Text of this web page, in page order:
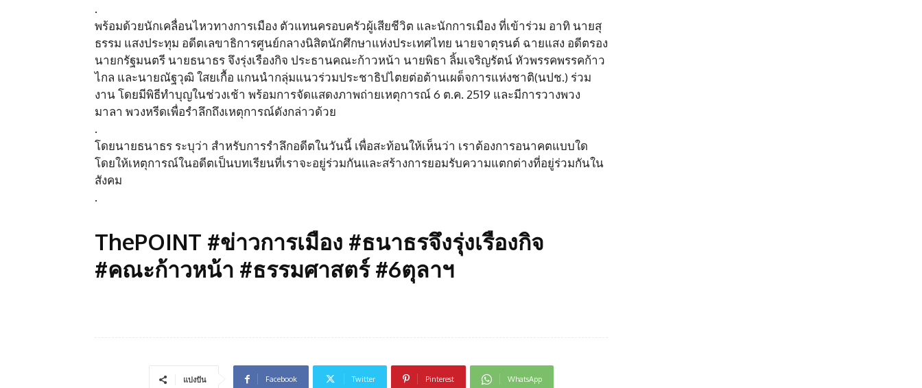
.
พร้อมด้วยนักเคลื่อนไหวทางการเมือง ตัวแทนครอบครัวผู้เสียชีวิต และนักการเมือง ที่เข้าร่วม อาทิ นายสุ
ธรรม แสงประทุม อดีตเลขาธิการศูนย์กลางนิสิตนักศึกษาแห่งประเทศไทย นายจาตุรนต์ ฉายแสง อดีตรอง
นายกรัฐมนตรี นายธนาธร จึงรุ่งเรืองกิจ ประธานคณะก้าวหน้า นายพิธา ลิ้มเจริญรัตน์ หัวพรรคพรรคก้าว
ไกล และนายณัฐวุฒิ ใสยเกื้อ แกนนำกลุ่มแนวร่วมประชาธิปไตยต่อต้านเผด็จการแห่งชาติ(นปช.) ร่วม
งาน โดยมีพิธีทำบุญในช่วงเช้า พร้อมการจัดแสดงภาพถ่ายเหตุการณ์ 6 ต.ค. 2519 และมีการวางพวง
มาลา พวงหรีดเพื่อรำลึกถึงเหตุการณ์ดังกล่าวด้วย
.
โดยนายธนาธร ระบุว่า สำหรับการรำลึกอดีตในวันนี้ เพื่อสะท้อนให้เห็นว่า เราต้องการอนาคตแบบใด
โดยให้เหตุการณ์ในอดีตเป็นบทเรียนที่เราจะอยู่ร่วมกันและสร้างการยอมรับความแตกต่างที่อยู่ร่วมกันใน
สังคม
.
ThePOINT #ข่าวการเมือง #ธนาธรจึงรุ่งเรืองกิจ
#คณะก้าวหน้า #ธรรมศาสตร์ #6ตุลาฯ
แบ่งปัน Facebook Twitter Pinterest WhatsApp